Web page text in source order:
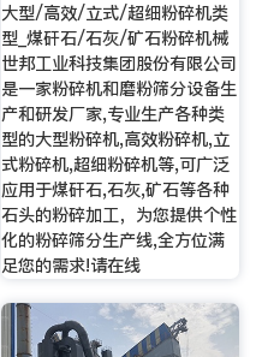
大型/高效/立式/超细粉碎机类
型_煤矸石/石灰/矿石粉碎机械
世邦工业科技集团股份有限公司
是一家粉碎机和磨粉筛分设备生
产和研发厂家,专业生产各种类
型的大型粉碎机,高效粉碎机,立
式粉碎机,超细粉碎机等,可广泛
应用于煤矸石,石灰,矿石等各种
石头的粉碎加工，为您提供个性
化的粉碎筛分生产线,全方位满
足您的需求!请在线